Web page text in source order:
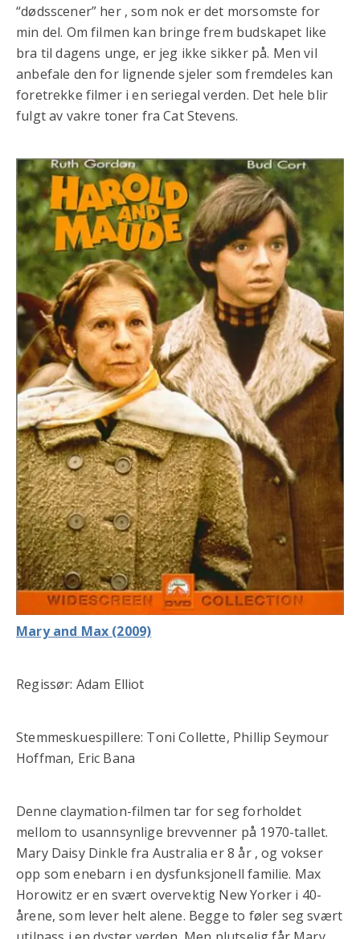
“dødsscener” her , som nok er det morsomste for
min del. Om filmen kan bringe frem budskapet like
bra til dagens unge, er jeg ikke sikker på. Men vil
anbefale den for lignende sjeler som fremdeles kan
foretrekke filmer i en seriegal verden. Det hele blir
fulgt av vakre toner fra Cat Stevens.
Mary and Max (2009)
Regissør: Adam Elliot
Stemmeskuespillere: Toni Collette, Phillip Seymour
Hoffman, Eric Bana
Denne claymation-filmen tar for seg forholdet
mellom to usannsynlige brevvenner på 1970-tallet.
Mary Daisy Dinkle fra Australia er 8 år , og vokser
opp som enebarn i en dysfunksjonell familie. Max
Horowitz er en svært overvektig New Yorker i 40-
årene, som lever helt alene. Begge to føler seg svært